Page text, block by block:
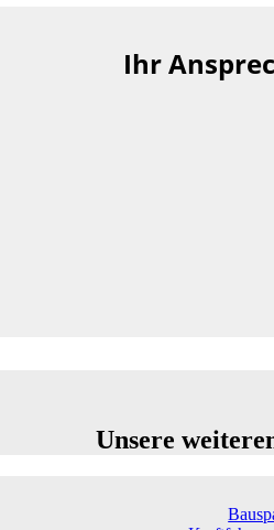
Ihr
Unsere